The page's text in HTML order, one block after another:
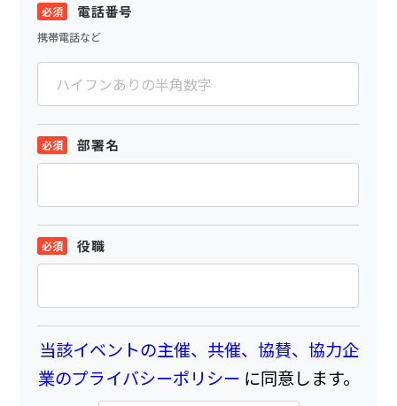
電話番号
携帯電話など
部署名
役職
当該イベントの主催、共催、協賛、協力企
業のプライバシーポリシー に同意します。